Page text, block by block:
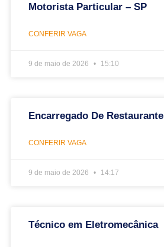
Motorista Particular – SP
CONFERIR VAGA
9 de maio de 2026 15:10
Encarregado De Restaurante
CONFERIR VAGA
9 de maio de 2026 14:17
Técnico em Eletromecânica